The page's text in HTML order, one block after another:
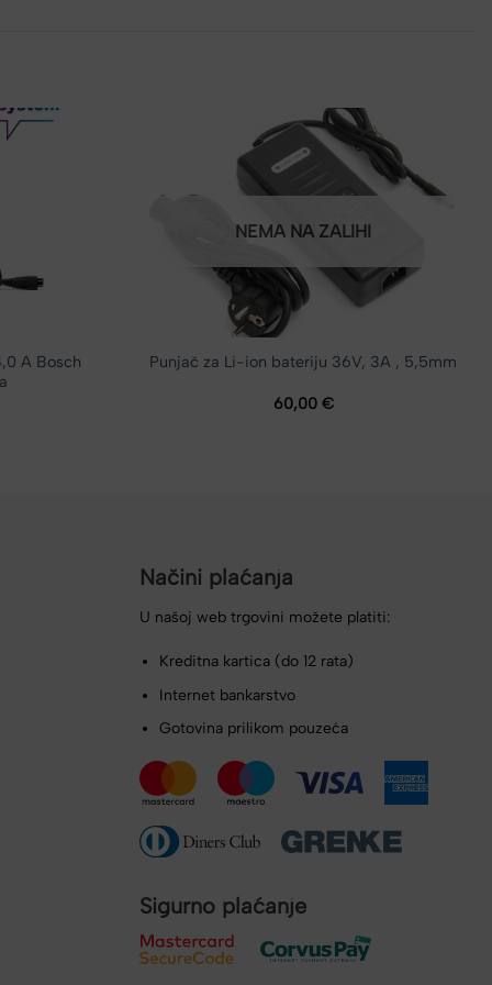
A Bosch
NEMA NA ZALIHI
Punjač za Li-ion bateriju 36V, 3A , 5,5mm
60,00 €
Načini plaćanja
U našoj web trgovini možete platiti:
Kreditna kartica (do 12 rata)
Internet bankarstvo
Gotovina prilikom pouzeća
Sigurno plaćanje